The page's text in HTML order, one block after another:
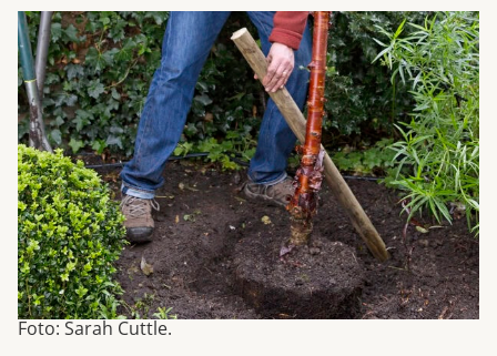
Foto: Sarah Cuttle.